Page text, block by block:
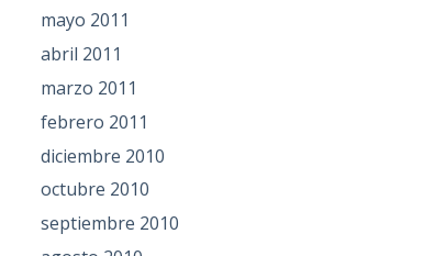
mayo 2011
abril 2011
marzo 2011
febrero 2011
diciembre 2010
octubre 2010
septiembre 2010